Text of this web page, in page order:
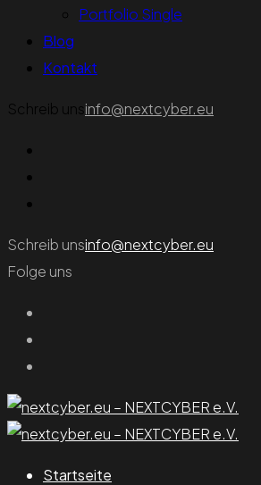
Portfolio Single
Blog
Kontakt
Schreib unsinfo@nextcyber.eu
Schreib unsinfo@nextcyber.eu
Folge uns
Startseite